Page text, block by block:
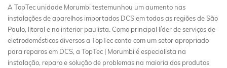
A TopTec unidade Morumbi testemunhou um aumento nas
instalações de aparelhos importados DCS em todas as regiões de São
Paulo, litoral e no interior paulista. Como principal líder de serviços de
eletrodomésticos diversos a TopTec conta com um setor apropriado
para reparos em DCS, a TopTec | Morumbi é especialista na
instalação, reparo e solução de problemas na maioria dos produtos